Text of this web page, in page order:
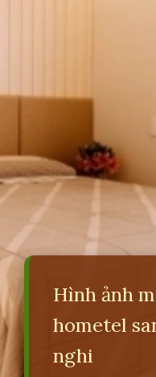
Hình ảnh
hometel
nghi